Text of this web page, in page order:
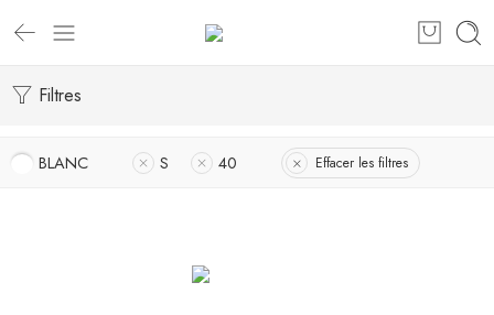
Filtres
BLANC S 40 Effacer les filtres